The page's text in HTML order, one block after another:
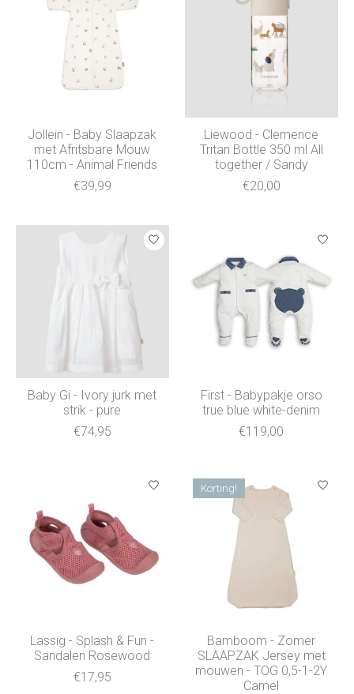
Jollein - Baby Slaapzak
met Afritsbare Mouw
110cm - Animal Friends
€39,99
Liewood - Clemence
Tritan Bottle 350 ml All
together / Sandy
€20,00
Baby Gi - Ivory jurk met
strik - pure
€74,95
First - Babypakje orso
true blue white-denim
€119,00
Lassig - Splash & Fun -
Sandalen Rosewood
€17,95
Korting!
Bamboom - Zomer
SLAAPZAK Jersey met
mouwen - TOG 0,5-1-2Y
Camel